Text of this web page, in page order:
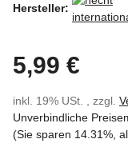
Hersteller:
5,99 €
inkl. 19% USt. , zzgl.
Unverbindliche
(Sie sparen 14.31% ,